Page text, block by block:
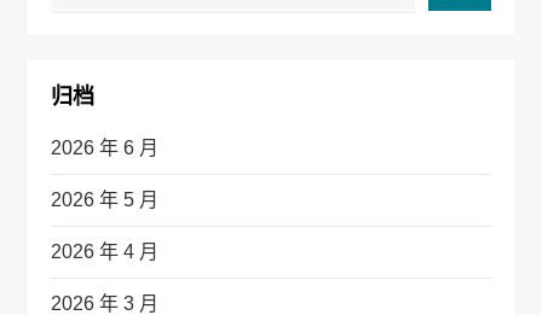
归档
2026 年 6 月
2026 年 5 月
2026 年 4 月
2026 年 3 月